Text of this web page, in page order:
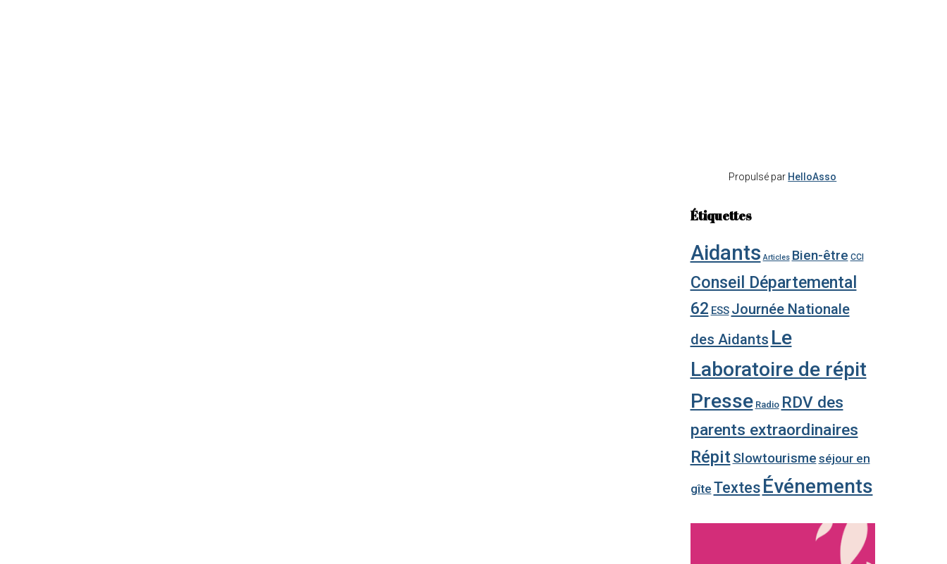
Propulsé par HelloAsso
Étiquettes
Aidants Articles Bien-être CCI
Conseil Départemental
62 ESS Journée Nationale
des Aidants Le
Laboratoire de répit
Presse Radio RDV des
parents extraordinaires
Répit Slowtourisme séjour en
gîte Textes Événements